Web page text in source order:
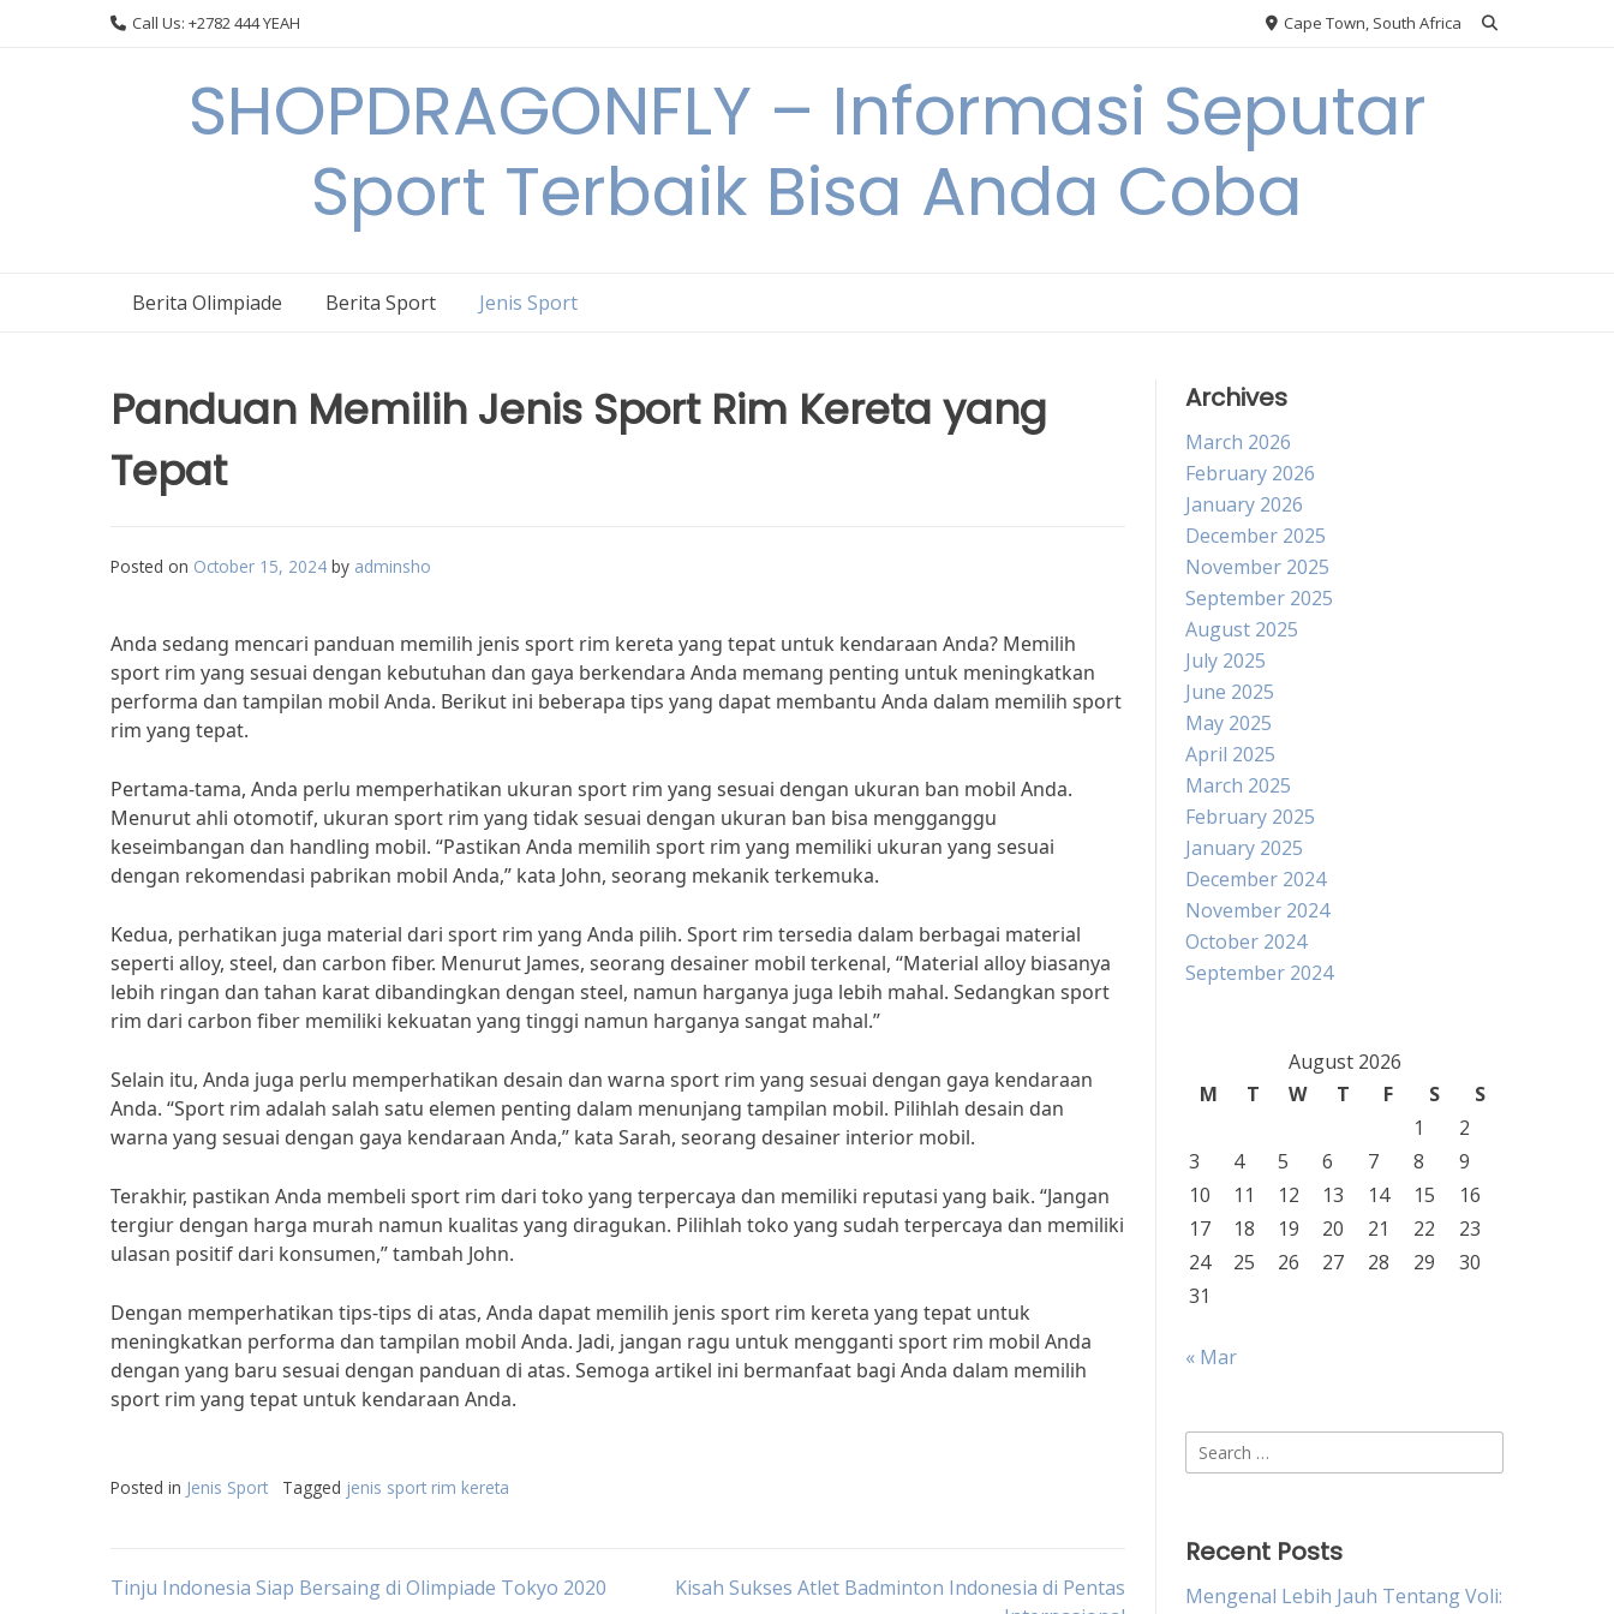
Call Us: +2782 444 YEAH Cape Town, South Africa
SHOPDRAGONFLY – Informasi Seputar
Sport Terbaik Bisa Anda Coba
Berita Olimpiade Berita Sport Jenis Sport
Panduan Memilih Jenis Sport Rim Kereta yang
Tepat
Posted on October 15, 2024 by adminsho
Anda sedang mencari panduan memilih jenis sport rim kereta yang tepat untuk kendaraan Anda? Memilih
sport rim yang sesuai dengan kebutuhan dan gaya berkendara Anda memang penting untuk meningkatkan
performa dan tampilan mobil Anda. Berikut ini beberapa tips yang dapat membantu Anda dalam memilih sport
rim yang tepat.
Pertama-tama, Anda perlu memperhatikan ukuran sport rim yang sesuai dengan ukuran ban mobil Anda.
Menurut ahli otomotif, ukuran sport rim yang tidak sesuai dengan ukuran ban bisa mengganggu
keseimbangan dan handling mobil. “Pastikan Anda memilih sport rim yang memiliki ukuran yang sesuai
dengan rekomendasi pabrikan mobil Anda,” kata John, seorang mekanik terkemuka.
Kedua, perhatikan juga material dari sport rim yang Anda pilih. Sport rim tersedia dalam berbagai material
seperti alloy, steel, dan carbon fiber. Menurut James, seorang desainer mobil terkenal, “Material alloy biasanya
lebih ringan dan tahan karat dibandingkan dengan steel, namun harganya juga lebih mahal. Sedangkan sport
rim dari carbon fiber memiliki kekuatan yang tinggi namun harganya sangat mahal.”
Selain itu, Anda juga perlu memperhatikan desain dan warna sport rim yang sesuai dengan gaya kendaraan
Anda. “Sport rim adalah salah satu elemen penting dalam menunjang tampilan mobil. Pilihlah desain dan
warna yang sesuai dengan gaya kendaraan Anda,” kata Sarah, seorang desainer interior mobil.
Terakhir, pastikan Anda membeli sport rim dari toko yang terpercaya dan memiliki reputasi yang baik. “Jangan
tergiur dengan harga murah namun kualitas yang diragukan. Pilihlah toko yang sudah terpercaya dan memiliki
ulasan positif dari konsumen,” tambah John.
Dengan memperhatikan tips-tips di atas, Anda dapat memilih jenis sport rim kereta yang tepat untuk
meningkatkan performa dan tampilan mobil Anda. Jadi, jangan ragu untuk mengganti sport rim mobil Anda
dengan yang baru sesuai dengan panduan di atas. Semoga artikel ini bermanfaat bagi Anda dalam memilih
sport rim yang tepat untuk kendaraan Anda.
Posted in Jenis Sport Tagged jenis sport rim kereta
Post
Tinju Indonesia Siap Bersaing di Olimpiade Tokyo 2020
Kisah Sukses Atlet Badminton Indonesia di Pentas
Archives
March 2026
February 2026
January 2026
December 2025
November 2025
September 2025
August 2025
July 2025
June 2025
May 2025
April 2025
March 2025
February 2025
January 2025
December 2024
November 2024
October 2024
September 2024
August 2026
M
T W T F S
S
1
2
3
4 5 6 7 8
9
10
11 12 13 14 15
16
17
18 19 20 21 22
23
24
25 26 27 28 29
30
31
« Mar
Search
for:
Recent Posts
Mengenal Lebih Jauh Tentang Voli: